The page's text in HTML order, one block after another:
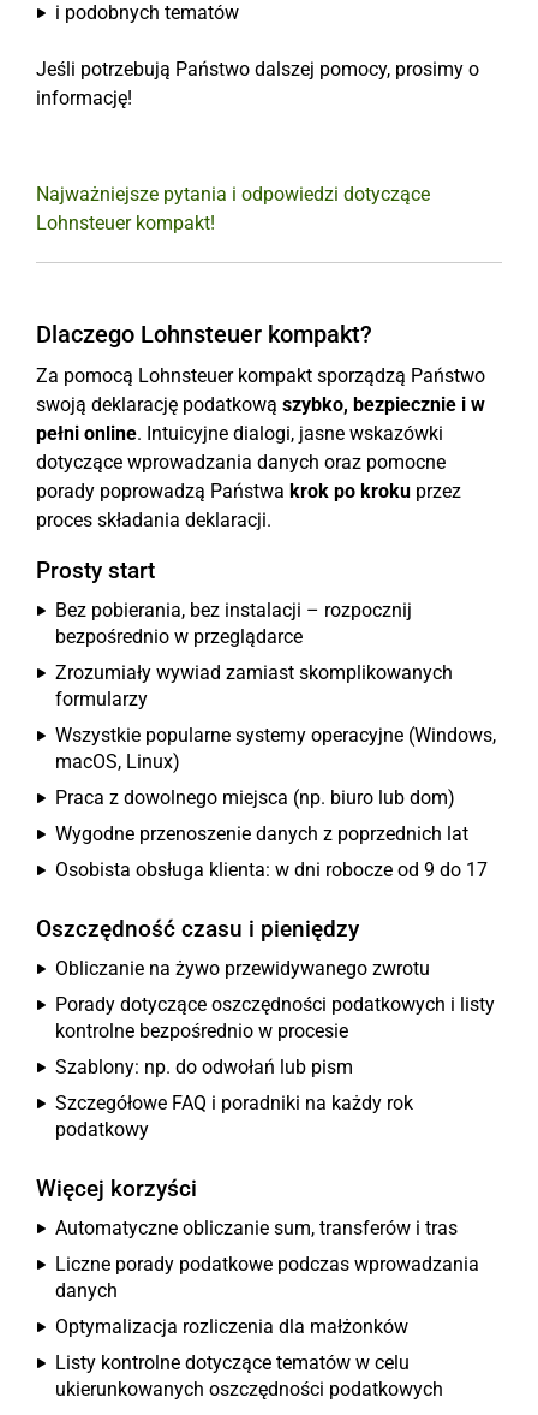
i podobnych tematów
Jeśli potrzebują Państwo dalszej pomocy, prosimy o
informację!
Najważniejsze pytania i odpowiedzi dotyczące
Lohnsteuer kompakt!
Dlaczego Lohnsteuer kompakt?
Za pomocą Lohnsteuer kompakt sporządzą Państwo
swoją deklarację podatkową szybko, bezpiecznie i w
pełni online. Intuicyjne dialogi, jasne wskazówki
dotyczące wprowadzania danych oraz pomocne
porady poprowadzą Państwa krok po kroku przez
proces składania deklaracji.
Prosty start
Bez pobierania, bez instalacji – rozpocznij
bezpośrednio w przeglądarce
Zrozumiały wywiad zamiast skomplikowanych
formularzy
Wszystkie popularne systemy operacyjne (Windows,
macOS, Linux)
Praca z dowolnego miejsca (np. biuro lub dom)
Wygodne przenoszenie danych z poprzednich lat
Osobista obsługa klienta: w dni robocze od 9 do 17
Oszczędność czasu i pieniędzy
Obliczanie na żywo przewidywanego zwrotu
Porady dotyczące oszczędności podatkowych i listy
kontrolne bezpośrednio w procesie
Szablony: np. do odwołań lub pism
Szczegółowe FAQ i poradniki na każdy rok
podatkowy
Więcej korzyści
Automatyczne obliczanie sum, transferów i tras
Liczne porady podatkowe podczas wprowadzania
danych
Optymalizacja rozliczenia dla małżonków
Listy kontrolne dotyczące tematów w celu
ukierunkowanych oszczędności podatkowych